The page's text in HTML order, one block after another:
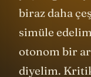
yaşadığımız
biraz daha
simüle
otonom bir